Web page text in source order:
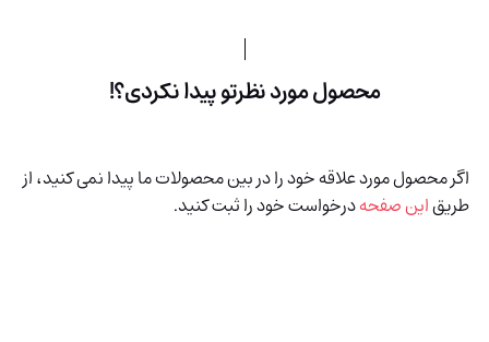
محصول مورد نظرتو پیدا نکردی؟!
اگر محصول مورد علاقه خود را در بین محصولات ما پیدا نمی کنید، از
طریقاین صفحهدرخواست خود را ثبت کنید.